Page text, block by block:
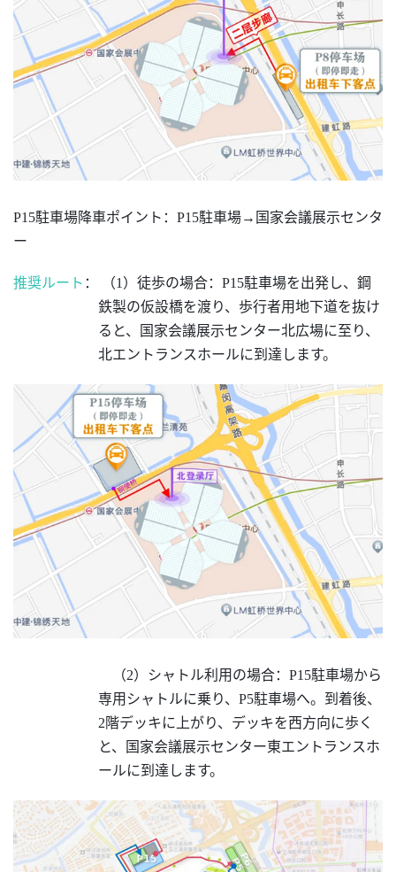
P15駐車場降車ポイント ： P15駐車場→国家会議展示センタ
ー
推奨ルート ： （1）徒歩の場合：P15駐車場を出発し、鋼
鉄製の仮設橋を渡り、歩行者用地下道を抜け
ると、国家会議展示センター北広場に至り、
北エントランスホールに到達します。
（2）シャトル利用の場合：P15駐車場から
専用シャトルに乗り、P5駐車場へ。到着後、
2階デッキに上がり、デッキを西方向に歩く
と、国家会議展示センター東エントランスホ
ールに到達します。